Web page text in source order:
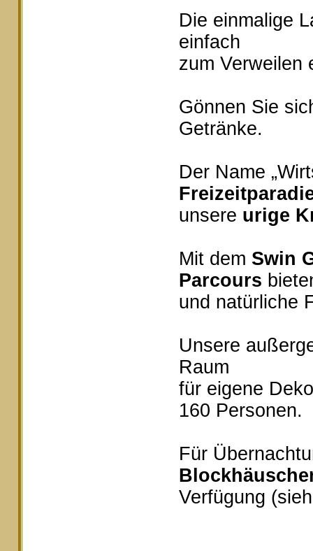
Die einmalige
einfach
zum Verweilen
Gönnen Sie
Getränke.
Der Name
unsere urige
Mit dem Swin
Parcours
und natürliche
Unsere
Raum
für eigene
160 Personen.
Für
Verfügung